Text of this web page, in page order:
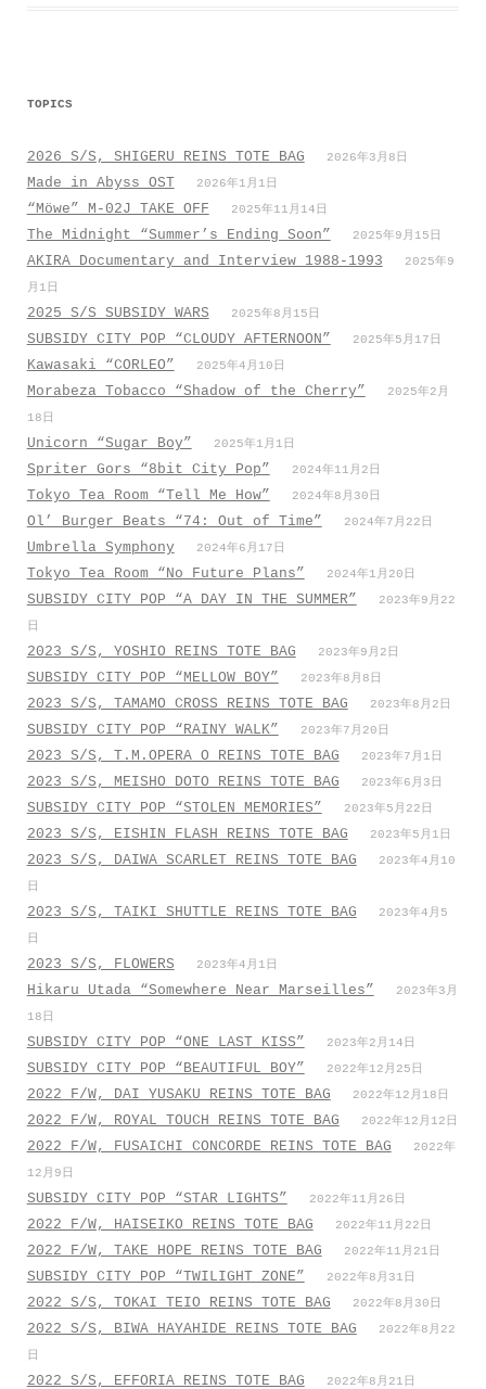
TOPICS
2026 S/S, SHIGERU REINS TOTE BAG 2026年3月8日
Made in Abyss OST 2026年1月1日
“Möwe” M-02J TAKE OFF 2025年11月14日
The Midnight “Summer’s Ending Soon” 2025年9月15日
AKIRA Documentary and Interview 1988-1993
2025年9
月1日
2025 S/S SUBSIDY WARS 2025年8月15日
SUBSIDY CITY POP “CLOUDY AFTERNOON” 2025年5月17日
Kawasaki “CORLEO” 2025年4月10日
Morabeza Tobacco “Shadow of the Cherry”
2025年2月
18日
Unicorn “Sugar Boy” 2025年1月1日
Spriter Gors “8bit City Pop” 2024年11月2日
Tokyo Tea Room “Tell Me How” 2024年8月30日
Ol’ Burger Beats “74: Out of Time” 2024年7月22日
Umbrella Symphony 2024年6月17日
Tokyo Tea Room “No Future Plans” 2024年1月20日
SUBSIDY CITY POP “A DAY IN THE SUMMER”
2023年9月22
日
2023 S/S, YOSHIO REINS TOTE BAG 2023年9月2日
SUBSIDY CITY POP “MELLOW BOY” 2023年8月8日
2023 S/S, TAMAMO CROSS REINS TOTE BAG 2023年8月2日
SUBSIDY CITY POP “RAINY WALK” 2023年7月20日
2023 S/S, T.M.OPERA O REINS TOTE BAG 2023年7月1日
2023 S/S, MEISHO DOTO REINS TOTE BAG 2023年6月3日
SUBSIDY CITY POP “STOLEN MEMORIES” 2023年5月22日
2023 S/S, EISHIN FLASH REINS TOTE BAG 2023年5月1日
2023 S/S, DAIWA SCARLET REINS TOTE BAG
2023年4月10
日
2023 S/S, TAIKI SHUTTLE REINS TOTE BAG
2023年4月5
日
2023 S/S, FLOWERS 2023年4月1日
Hikaru Utada “Somewhere Near Marseilles”
2023年3月
18日
SUBSIDY CITY POP “ONE LAST KISS” 2023年2月14日
SUBSIDY CITY POP “BEAUTIFUL BOY” 2022年12月25日
2022 F/W, DAI YUSAKU REINS TOTE BAG 2022年12月18日
2022 F/W, ROYAL TOUCH REINS TOTE BAG 2022年12月12日
2022 F/W, FUSAICHI CONCORDE REINS TOTE BAG
2022年
12月9日
SUBSIDY CITY POP “STAR LIGHTS” 2022年11月26日
2022 F/W, HAISEIKO REINS TOTE BAG 2022年11月22日
2022 F/W, TAKE HOPE REINS TOTE BAG 2022年11月21日
SUBSIDY CITY POP “TWILIGHT ZONE” 2022年8月31日
2022 S/S, TOKAI TEIO REINS TOTE BAG 2022年8月30日
2022 S/S, BIWA HAYAHIDE REINS TOTE BAG
2022年8月22
日
2022 S/S, EFFORIA REINS TOTE BAG 2022年8月21日